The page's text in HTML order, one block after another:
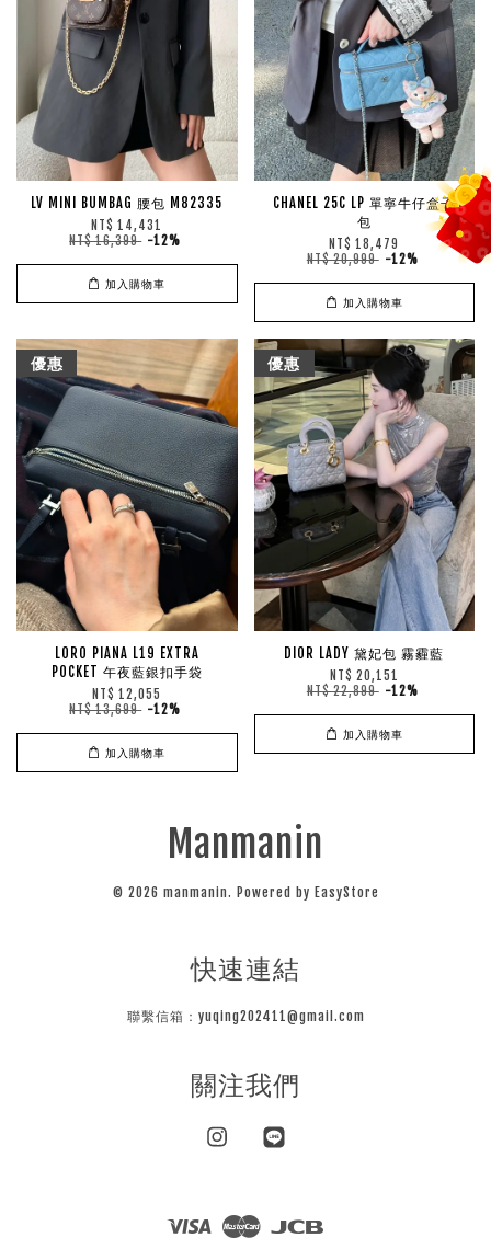
LV MINI BUMBAG 腰包 M82335
NT$ 14,431
NT$ 16,399 -12%
加入購物車
CHANEL 25C LP 單寧牛仔盒子
包
NT$ 18,479
NT$ 20,999 -12%
加入購物車
優惠
LORO PIANA L19 EXTRA
POCKET 午夜藍銀扣手袋
NT$ 12,055
NT$ 13,699 -12%
加入購物車
優惠
DIOR LADY 黛妃包 霧霾藍
NT$ 20,151
NT$ 22,899 -12%
加入購物車
Manmanin
© 2026 manmanin. Powered by EasyStore
快速連結
聯繫信箱：yuqing202411@gmail.com
關注我們
Instagram
Visa Master